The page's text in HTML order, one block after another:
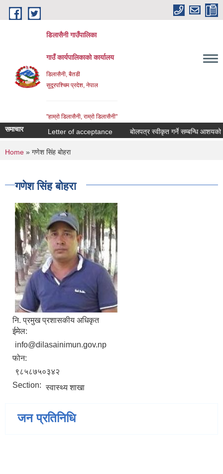
Skip to main content
डिलासैनी गाउँपालिका
गाउँ कार्यपालिकाको कार्यालय
डिलासैनी, बैतडी
सुदूरपश्चिम प्रदेश, नेपाल
"हाम्राे डिलासैनी, राम्राे डिलासैनी"
समाचार Letter of acceptance बोलपत्र स्वीकृत गर्ने सम्बन्धि आशयको
You are here
Home » गणेश सिंह बोहरा
गणेश सिंह बोहरा
नि. प्रमुख प्रशासकीय अधिकृत
ईमेल:
info@dilasainimun.gov.np
फोन:
९८५८७५०३४२
Section: स्वास्थ्य शाखा
जन प्रतिनिधि